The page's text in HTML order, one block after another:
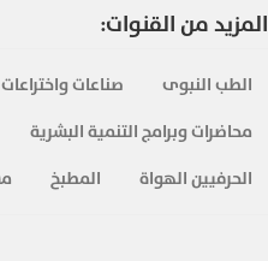
المزيد من القنوات:
الطب النبوى صناعات
محاضرات وبرامج التنمية البشرية
الحرفيين الهواة
المطبخ